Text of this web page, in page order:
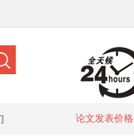
论文发表价格